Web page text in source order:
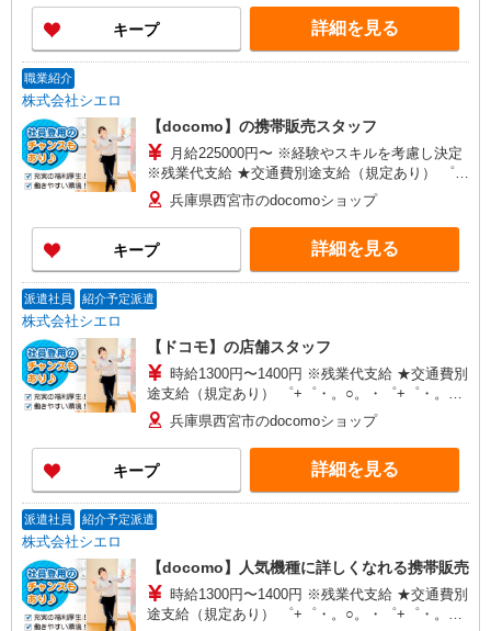
い・週払い可能（規程有）★ ゜・。○。・゜
+゜・。○。・゜+゜
キープ 詳細を見る
職業紹介
株式会社シエロ
【docomo】の携帯販売スタッフ
月給225000円〜 ※経験やスキルを考慮し決定
※残業代支給 ★交通費別途支給（規定あり） ゜
+゜・。○。・゜+゜・。○。・゜+゜ 入社祝い金10
万円支給(規定有) お友達を紹介頂くと, インセンテ
ィブ支給(規定有) ゜・。○。・゜+゜・。○。・゜
+゜
兵庫県西宮市のdocomoショップ
キープ 詳細を見る
派遣社員 紹介予定派遣
株式会社シエロ
【ドコモ】の店舗スタッフ
時給1300円〜1400円 ※残業代支給 ★交通費別
途支給（規定あり） ゜+゜・。○。・゜+゜・。
○。・゜+゜ 入社祝い金10万円支給(規定有) お友達
を紹介頂くと, インセンティブ支給(規定有) ★月2
回払い・週払い可能（規程有）★ ゜・。○。・゜
+゜・。○。・゜+゜
兵庫県西宮市のdocomoショップ
キープ 詳細を見る
派遣社員 紹介予定派遣
株式会社シエロ
【docomo】人気機種に詳しくなれる携帯販売
時給1300円〜1400円 ※残業代支給 ★交通費別
途支給（規定あり） ゜+゜・。○。・゜+゜・。